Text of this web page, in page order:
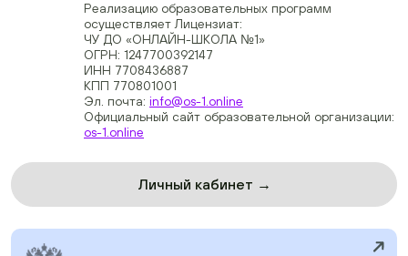
Реализацию образовательных программ
осуществляет Лицензиат:
ЧУ ДО «ОНЛАЙН-ШКОЛА №1»
ОГРН: 1247700392147
ИНН 7708436887
КПП 770801001
Эл. почта: info@os-1.online
Официальный сайт образовательной организации:
os-1.online
Личный кабинет →